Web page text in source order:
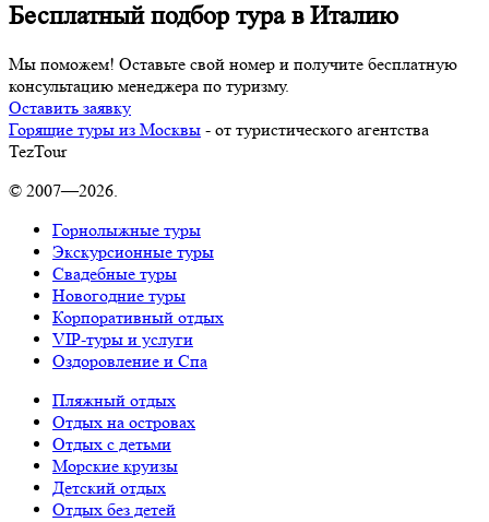
Бесплатный подбор тура в Италию
Мы поможем! Оставьте свой номер и получите бесплатную
консультацию менеджера по туризму.
Оставить заявку
Горящие туры из Москвы - от туристического агентства
TezTour
© 2007—2026.
Горнолыжные туры
Экскурсионные туры
Свадебные туры
Новогодние туры
Корпоративный отдых
VIP-туры и услуги
Оздоровление и Спа
Пляжный отдых
Отдых на островах
Отдых с детьми
Морские круизы
Детский отдых
Отдых без детей